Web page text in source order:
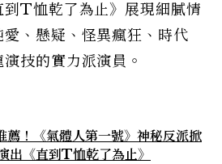
到T恤乾了為止》展現細膩情
、懸疑、怪異瘋狂、時代
技的實力派演員。
！《氣體人第一號》神秘反派掀
出《直到T恤乾了為止》